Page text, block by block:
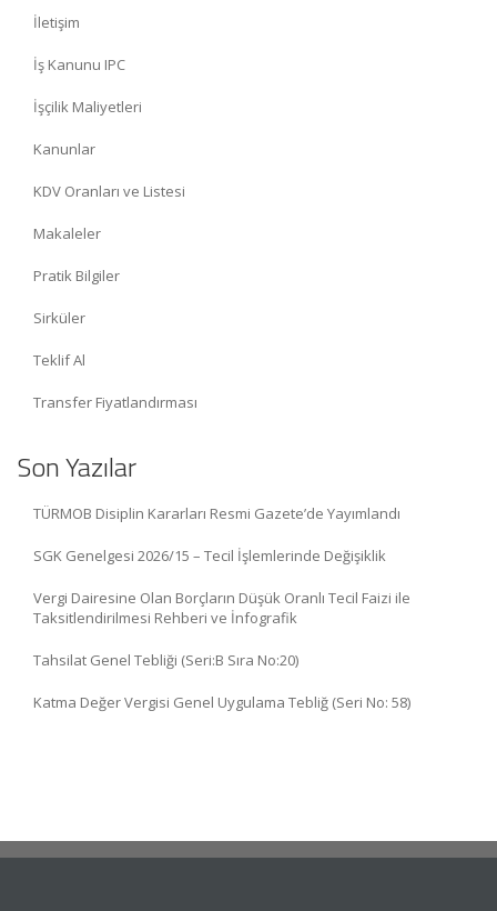
İletişim
İş Kanunu IPC
İşçilik Maliyetleri
Kanunlar
KDV Oranları ve Listesi
Makaleler
Pratik Bilgiler
Sirküler
Teklif Al
Transfer Fiyatlandırması
Son Yazılar
TÜRMOB Disiplin Kararları Resmi Gazete’de Yayımlandı
SGK Genelgesi 2026/15 – Tecil İşlemlerinde Değişiklik
Vergi Dairesine Olan Borçların Düşük Oranlı Tecil Faizi ile
Taksitlendirilmesi Rehberi ve İnfografik
Tahsilat Genel Tebliği (Seri:B Sıra No:20)
Katma Değer Vergisi Genel Uygulama Tebliğ (Seri No: 58)